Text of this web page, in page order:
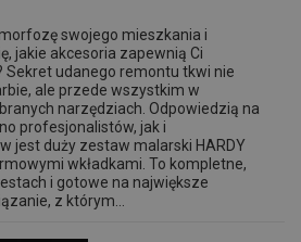
swojego mieszkania i
jakie akcesoria zapewnią Ci
Sekret udanego remontu tkwi nie
ale przede wszystkim w
narzędziach. Odpowiedzią na
profesjonalistów, jak i
jest duży zestaw malarski HARDY
wkładkami. To kompletne,
i gotowe na największe
z którym...